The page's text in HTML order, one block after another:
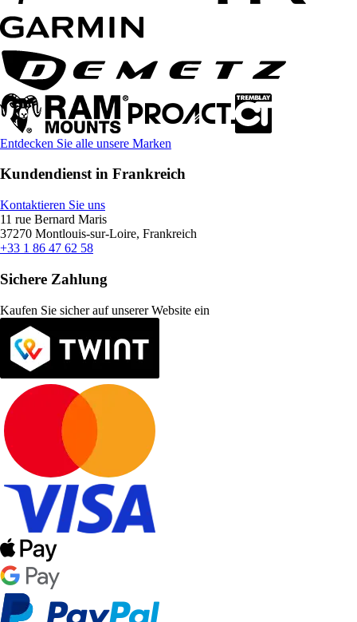
Entdecken Sie alle unsere Marken
Kundendienst in Frankreich
Kontaktieren Sie uns
11 rue Bernard Maris
37270 Montlouis-sur-Loire, Frankreich
+33 1 86 47 62 58
Sichere Zahlung
Kaufen Sie sicher auf unserer Website ein